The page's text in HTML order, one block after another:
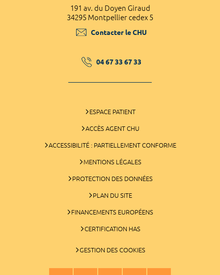
191 av. du Doyen Giraud
34295 Montpellier cedex 5
Contacter le CHU
04 67 33 67 33
ESPACE PATIENT
ACCÈS AGENT CHU
ACCESSIBILITÉ : PARTIELLEMENT CONFORME
MENTIONS LÉGALES
PROTECTION DES DONNÉES
PLAN DU SITE
FINANCEMENTS EUROPÉENS
CERTIFICATION HAS
GESTION DES COOKIES